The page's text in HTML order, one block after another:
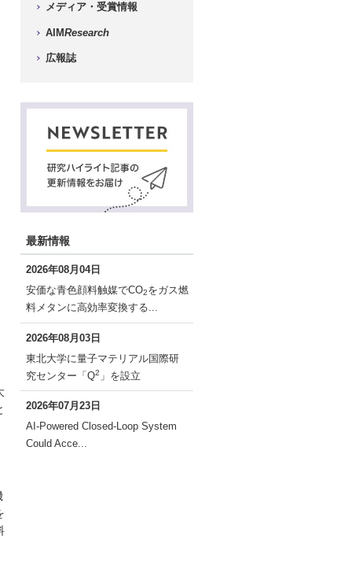
メディア・受賞情報
AIMResearch
広報誌
最新情報
2026年08月04日
安価な青色顔料触媒でCO2をガス燃
料メタンに高効率変換する...
2026年08月03日
東北大学に量子マテリアル国際研
究センター「Q2 」を設立
2026年07月23日
AI-Powered Closed-Loop System
Could Acce...